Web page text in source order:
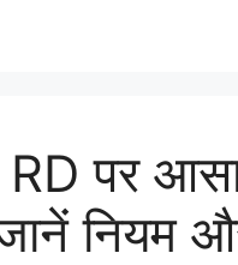
पर
नियम